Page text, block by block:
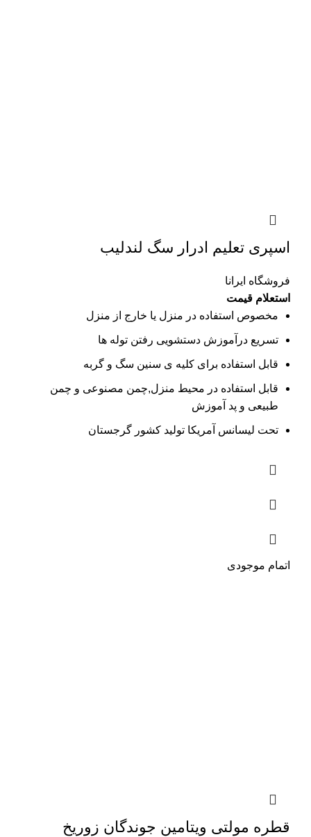
اسپری تعلیم ادرار سگ لندلیب
فروشگاه ایرانا
استعلام قیمت
مخصوص استفاده در منزل یا خارج از منزل
تسریع درآموزش دستشویی رفتن توله ھا
قابل استفاده برای کلیه ی سنین سگ و گربه
قابل استفاده در محیط منزل,چمن مصنوعی و چمن
طبیعی و پد آموزش
تحت لیسانس آمریکا تولید کشور گرجستان
اتمام موجودی
قطره مولتی ویتامین جوندگان زوریخ